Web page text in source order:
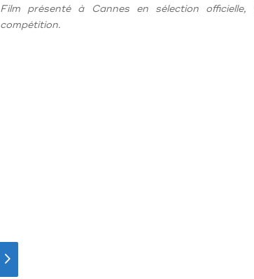
Film présenté à Cannes en sélection officielle,
compétition.